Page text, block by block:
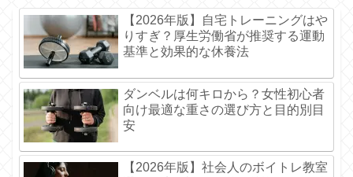
【2026年版】自宅トレーニングはや
りすぎ？厚生労働省が推奨する運動
基準と効果的な休養法
ダンベルは何キロから？女性初心者
向け最適な重さの選び方と目的別目
安
【2026年版】社会人のボイトレ教室